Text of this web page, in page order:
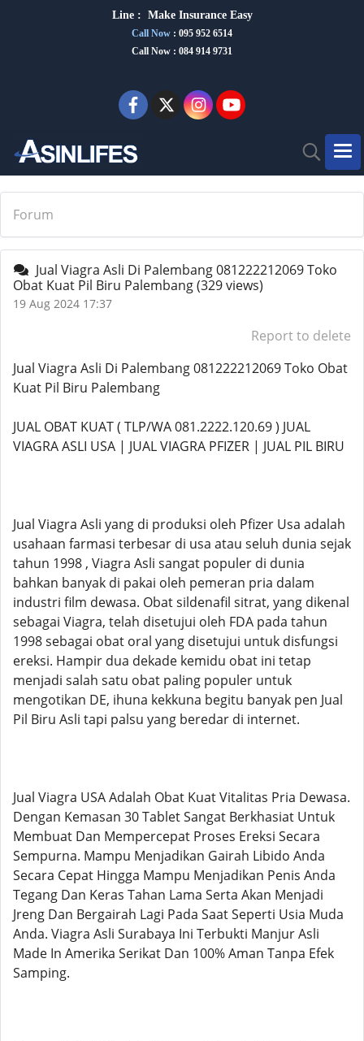
Line : Make Insurance Easy
Call Now : 095 952 6514
Call Now : 084 914 9731
Forum
Jual Viagra Asli Di Palembang 081222212069 Toko
Obat Kuat Pil Biru Palembang(329 views)
19 Aug 2024 17:37
Report to delete
Jual Viagra Asli Di Palembang 081222212069 Toko Obat
Kuat Pil Biru Palembang
JUAL OBAT KUAT ( TLP/WA 081.2222.120.69 ) JUAL
VIAGRA ASLI USA | JUAL VIAGRA PFIZER | JUAL PIL BIRU
Jual Viagra Asli yang di produksi oleh Pfizer Usa adalah
usahaan farmasi terbesar di usa atau seluh dunia sejak
tahun 1998 , Viagra Asli sangat populer di dunia
bahkan banyak di pakai oleh pemeran pria dalam
industri film dewasa. Obat sildenafil sitrat, yang dikenal
sebagai Viagra, telah disetujui oleh FDA pada tahun
1998 sebagai obat oral yang disetujui untuk disfungsi
ereksi. Hampir dua dekade kemidu obat ini tetap
menjadi salah satu obat paling populer untuk
mengotikan DE, ihuna kekkuna begitu banyak pen Jual
Pil Biru Asli tapi palsu yang beredar di internet.
Jual Viagra USA Adalah Obat Kuat Vitalitas Pria Dewasa.
Dengan Kemasan 30 Tablet Sangat Berkhasiat Untuk
Membuat Dan Mempercepat Proses Ereksi Secara
Sempurna. Mampu Menjadikan Gairah Libido Anda
Secara Cepat Hingga Mampu Menjadikan Penis Anda
Tegang Dan Keras Tahan Lama Serta Akan Menjadi
Jreng Dan Bergairah Lagi Pada Saat Seperti Usia Muda
Anda. Viagra Asli Surabaya Ini Terbukti Manjur Asli
Made In Amerika Serikat Dan 100% Aman Tanpa Efek
Samping.